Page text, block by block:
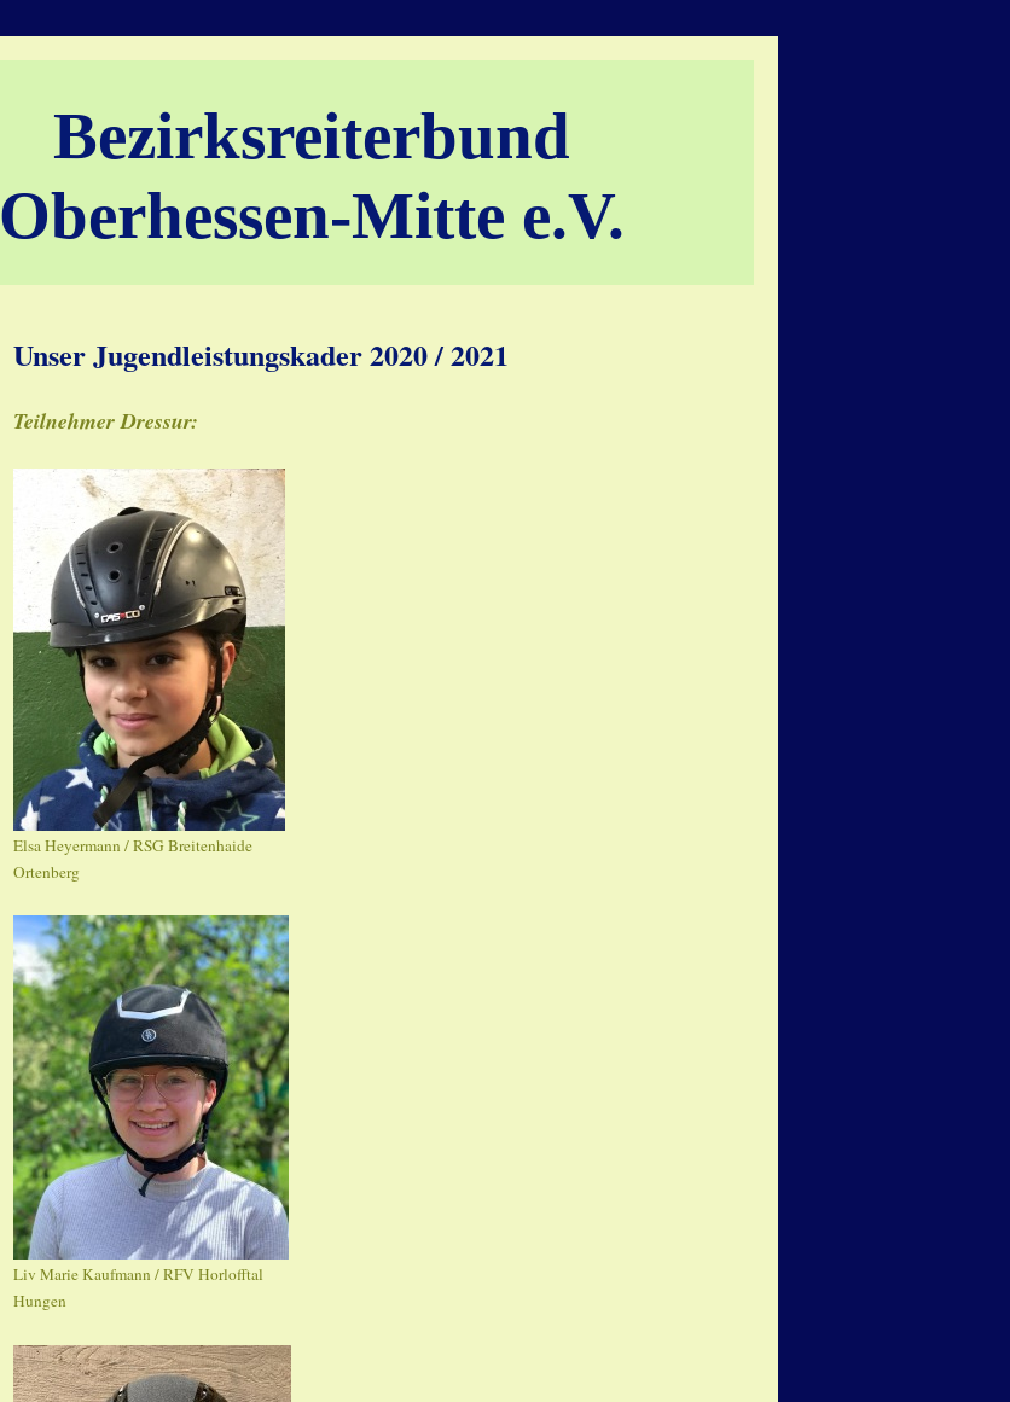
Bezirksreiterbund
Oberhessen-Mitte e.V.
Unser Jugendleistungskader 2020 / 2021
Teilnehmer Dressur:
Elsa Heyermann / RSG Breitenhaide
Ortenberg
Liv Marie Kaufmann / RFV Horlofftal
Hungen